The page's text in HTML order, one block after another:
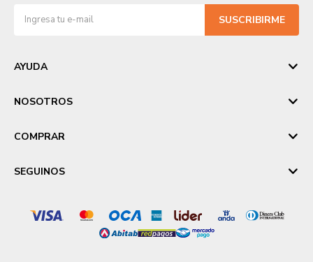
SUSCRIBIRME
AYUDA
NOSOTROS
COMPRAR
SEGUINOS